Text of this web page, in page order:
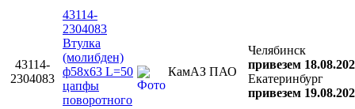
43114-
2304083
43114-
2304083
Втулка
(молибден)
ф58х63 L=50
цапфы
поворотного
КамАЗ ПАО
Челябинск
привезем
Екатеринбург
привезем